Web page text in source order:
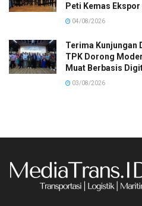
Peti Kemas Ekspor
04/08/2026
Terima Kunjungan
TPK Dorong
Muat Berbasis
03/08/2026